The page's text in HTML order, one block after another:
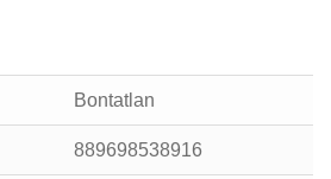
Bontatlan
889698538916